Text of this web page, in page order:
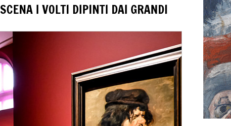
I VOLTI DIPINTI DAI GRANDI